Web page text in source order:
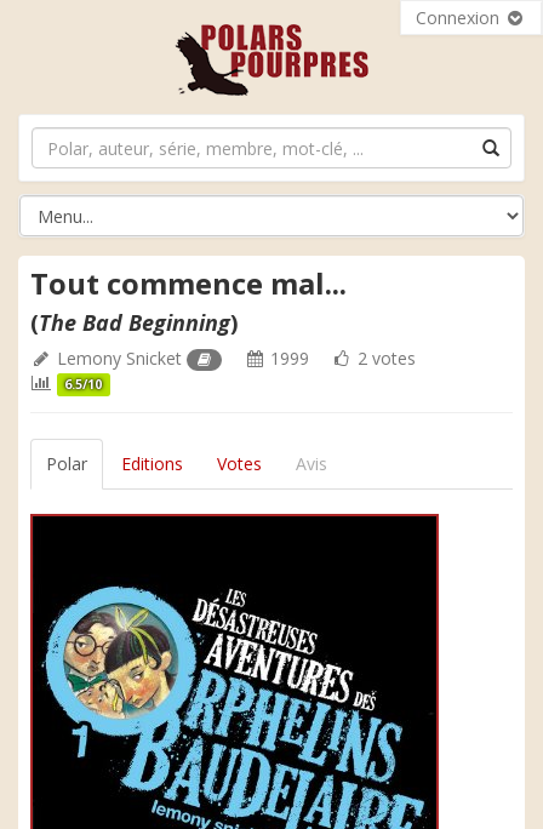
Connexion
Tout commence mal...
(The Bad Beginning)
Lemony Snicket 1999 2 votes
6.5/10
Polar Editions Votes Avis